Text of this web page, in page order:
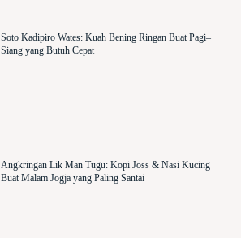
Soto Kadipiro Wates: Kuah Bening Ringan Buat Pagi–
Siang yang Butuh Cepat
Angkringan Lik Man Tugu: Kopi Joss & Nasi Kucing
Buat Malam Jogja yang Paling Santai